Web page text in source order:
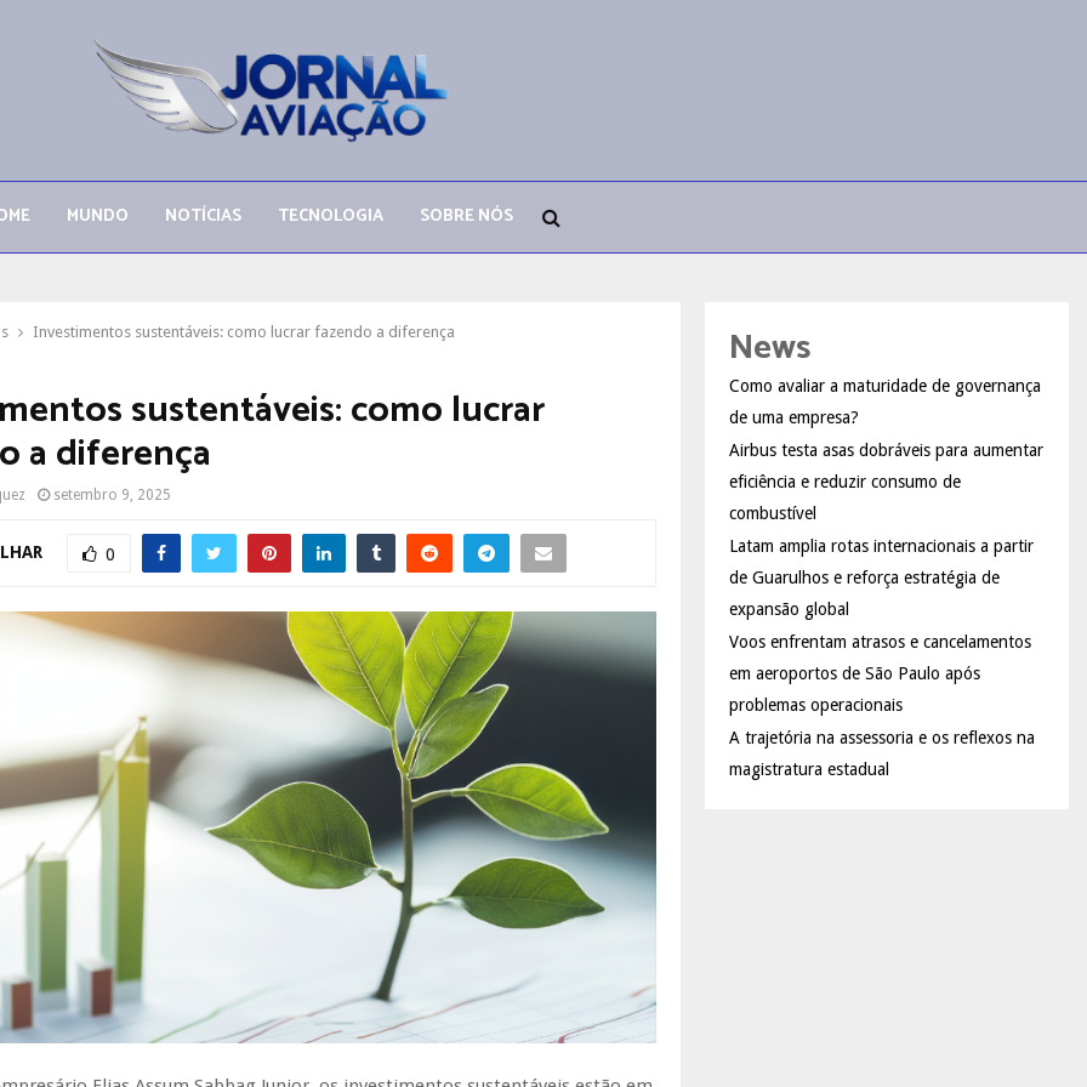
MUNDO NOTÍCIAS TECNOLOGIA SOBRE NÓS
Investimentos sustentáveis: como lucrar fazendo a diferença
sustentáveis: como lucrar
a diferença
setembro 9, 2025
0
News
Como avaliar a maturidade de governança
de uma empresa?
Airbus testa asas dobráveis para aumentar
eficiência e reduzir consumo de
combustível
Latam amplia rotas internacionais a partir
de Guarulhos e reforça estratégia de
expansão global
Voos enfrentam atrasos e cancelamentos
em aeroportos de São Paulo após
problemas operacionais
A trajetória na assessoria e os reflexos na
magistratura estadual